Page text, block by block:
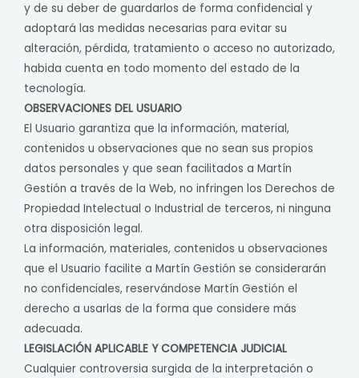
y de su deber de guardarlos de forma confidencial y
adoptará las medidas necesarias para evitar su
alteración, pérdida, tratamiento o acceso no autorizado,
habida cuenta en todo momento del estado de la
tecnología.
OBSERVACIONES DEL USUARIO
El Usuario garantiza que la información, material,
contenidos u observaciones que no sean sus propios
datos personales y que sean facilitados a Martín
Gestión a través de la Web, no infringen los Derechos de
Propiedad Intelectual o Industrial de terceros, ni ninguna
otra disposición legal.
La información, materiales, contenidos u observaciones
que el Usuario facilite a Martín Gestión se considerarán
no confidenciales, reservándose Martín Gestión el
derecho a usarlas de la forma que considere más
adecuada.
LEGISLACIÓN APLICABLE Y COMPETENCIA JUDICIAL
Cualquier controversia surgida de la interpretación o